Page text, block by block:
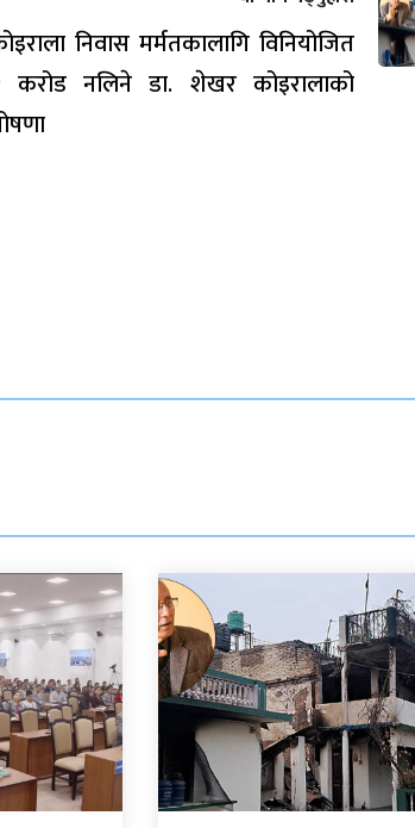
निवास मर्मतकालागि विनियोजित
करोड नलिने डा. शेखर कोइरालाको